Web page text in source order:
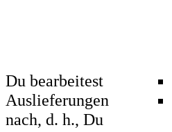
Du bearbeitest
Auslieferungen
nach, d. h., Du